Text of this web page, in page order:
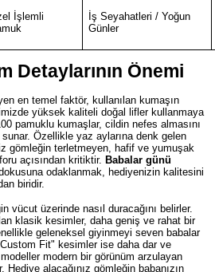
İşlemli
İş Seyahatleri / Yoğun
Günler
Detaylarının Önemi
en temel faktör, kullanılan kumaşın
yüksek kaliteli doğal lifler kullanmaya
pamuklu kumaşlar, cildin nefes almasını
Özellikle yaz aylarına denk gelen
gömleğin terletmeyen, hafif ve yumuşak
açısından kritiktir. Babalar günü
odaklanmak, hediyenizin kalitesini
biridir.
vücut üzerinde nasıl duracağını belirler.
klasik kesimler, daha geniş ve rahat bir
geleneksel giyinmeyi seven babalar
Fit" kesimler ise daha dar ve
modern bir görünüm arzulayan
Hediye alacağınız gömleğin babanızın